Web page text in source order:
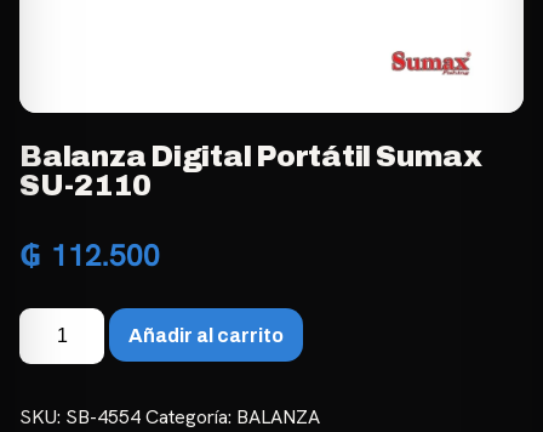
Balanza Digital Portátil Sumax
SU-2110
₲ 112.500
Balanza
Digital
Sumax
Añadir al carrito
SKU: SB-4554Categoría: BALANZA